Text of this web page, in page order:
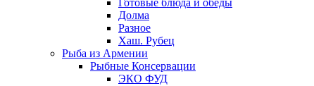
Готовые блюда и обеды
Долма
Разное
Хаш. Рубец
Рыба из Армении
Рыбные Консервации
ЭКО ФУД